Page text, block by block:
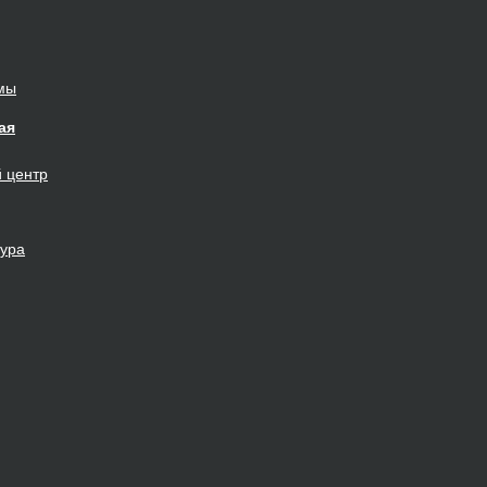
центр